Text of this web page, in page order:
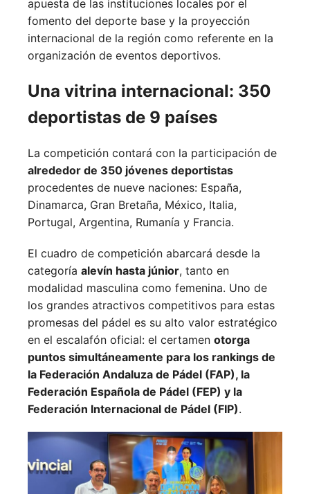
apuesta de las instituciones locales por el
fomento del deporte base y la proyección
internacional de la región como referente en la
organización de eventos deportivos.
Una vitrina internacional: 350
deportistas de 9 países
La competición contará con la participación de
alrededor de 350 jóvenes deportistas
procedentes de nueve naciones: España,
Dinamarca, Gran Bretaña, México, Italia,
Portugal, Argentina, Rumanía y Francia.
El cuadro de competición abarcará desde la
categoría alevín hasta júnior, tanto en
modalidad masculina como femenina. Uno de
los grandes atractivos competitivos para estas
promesas del pádel es su alto valor estratégico
en el escalafón oficial: el certamen otorga
puntos simultáneamente para los rankings de
la Federación Andaluza de Pádel (FAP), la
Federación Española de Pádel (FEP) y la
Federación Internacional de Pádel (FIP).